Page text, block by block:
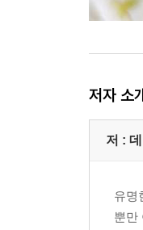
저자 소
저 :
유명
뿐만